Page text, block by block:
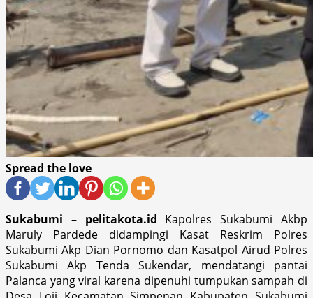
Spread the love
Sukabumi – pelitakota.id Kapolres Sukabumi Akbp
Maruly Pardede didampingi Kasat Reskrim Polres
Sukabumi Akp Dian Pornomo dan Kasatpol Airud Polres
Sukabumi Akp Tenda Sukendar, mendatangi pantai
Palanca yang viral karena dipenuhi tumpukan sampah di